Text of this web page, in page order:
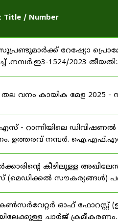
Title / Number
റേഷ്യോ
.നമ്പർ.ഇ3-1524/2023
വനം കായിക മേള 2025 -
- റാന്നിയിലെ ഡിവിഷണൽ
ഉത്തരവ് നമ്പർ. ഐ.എഫ്.എസ് II
കീഴിലുള്ള
സൗകര്യങ്ങൾ) പദ്ധതി,
കൺസർവേറ്റർ ഓഫ്
ചാർജ് ക്രമീകരണം.